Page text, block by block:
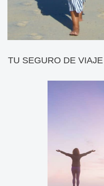
TU SEGURO DE